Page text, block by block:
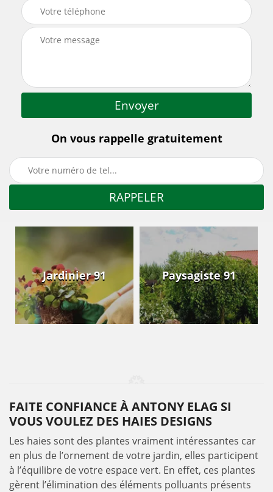
On vous rappelle gratuitement
Jardinier 91 Paysagiste 91
FAITE CONFIANCE À ANTONY ELAG SI
VOUS VOULEZ DES HAIES DESIGNS
Les haies sont des plantes vraiment intéressantes car
en plus de l’ornement de votre jardin, elles participent
à l’équilibre de votre espace vert. En effet, ces plantes
gèrent l’élimination des éléments polluants présents